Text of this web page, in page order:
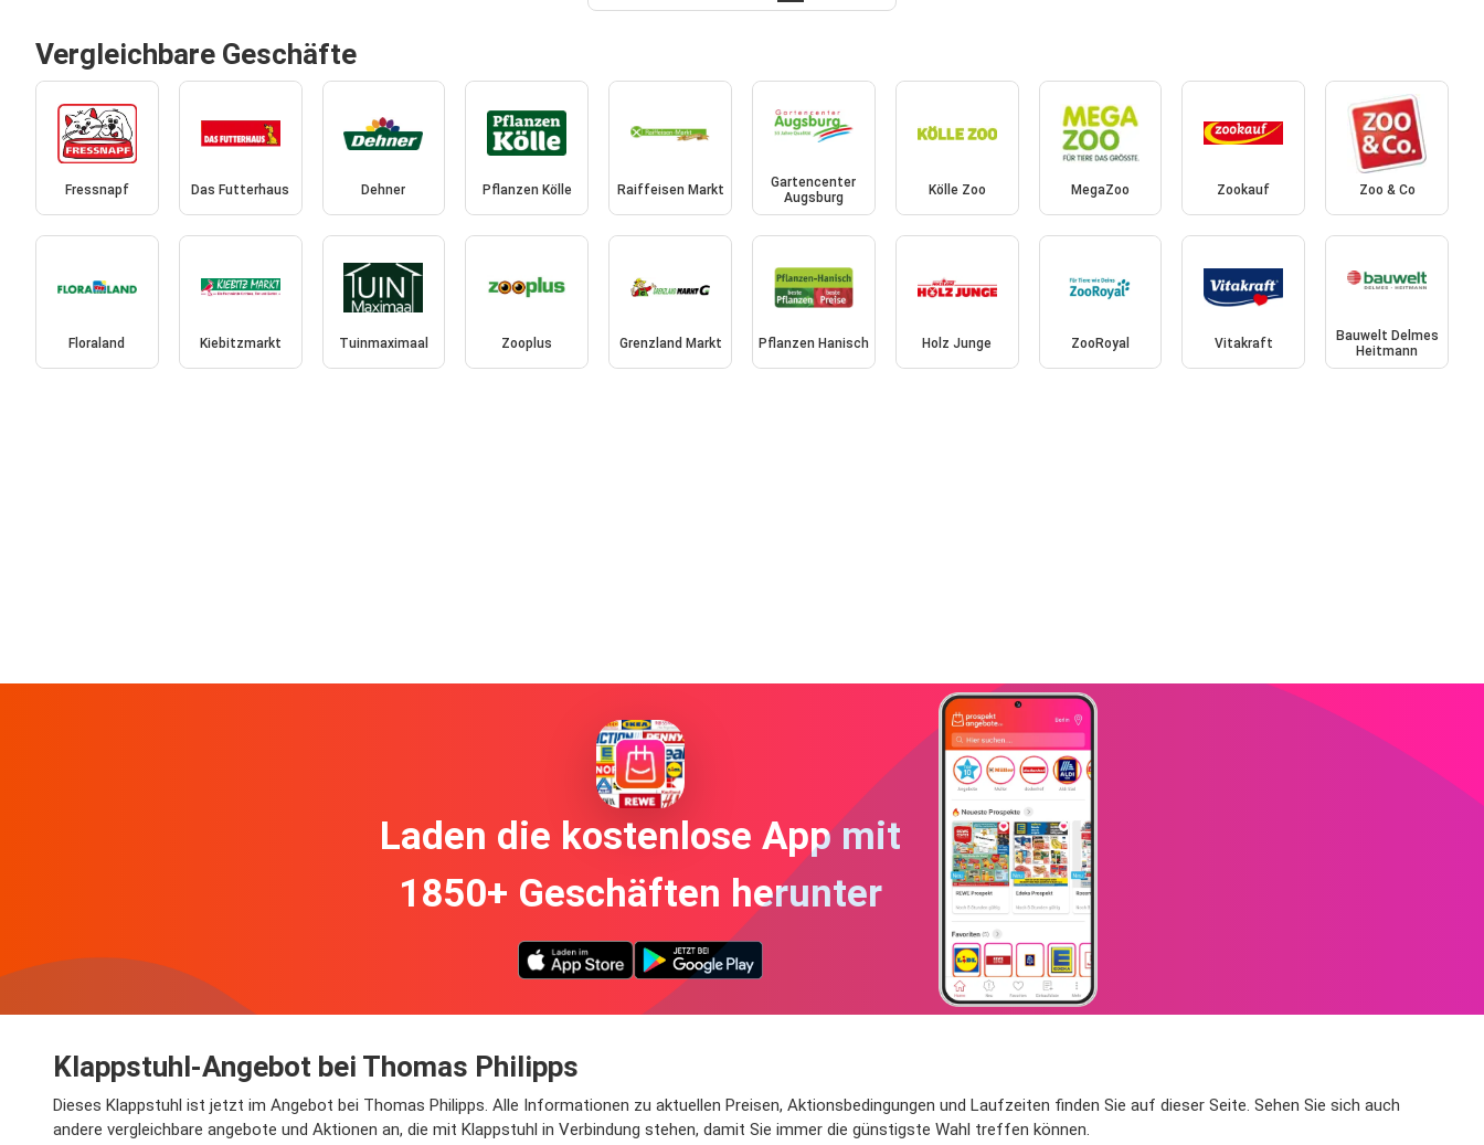
Vergleichbare Geschäfte
Fressnapf Das Futterhaus Dehner Pflanzen Kölle Raiffeisen Markt
Gartencenter
Augsburg
Kölle Zoo MegaZoo Zookauf Zoo & Co
Floraland Kiebitzmarkt Tuinmaximaal Zooplus Grenzland Markt Pflanzen Hanisch Holz Junge ZooRoyal Vitakraft
Bauwelt Delmes
Heitmann
Laden die kostenlose App mit
1850+ Geschäften herunter
Klappstuhl-Angebot bei Thomas Philipps
Dieses Klappstuhl ist jetzt im Angebot bei Thomas Philipps. Alle Informationen zu aktuellen Preisen, Aktionsbedingungen und Laufzeiten finden Sie auf dieser Seite. Sehen Sie sich auch
andere vergleichbare angebote und Aktionen an, die mit Klappstuhl in Verbindung stehen, damit Sie immer die günstigste Wahl treffen können.